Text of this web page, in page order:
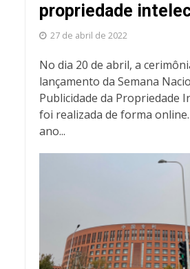
propriedade
27 de abril de 2022
No dia 20 de abril, a
lançamento da Semana
Publicidade da Propriedade
foi realizada de forma
ano...